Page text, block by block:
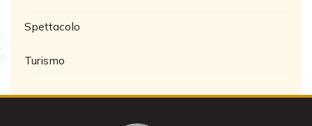
Spettacolo
Turismo